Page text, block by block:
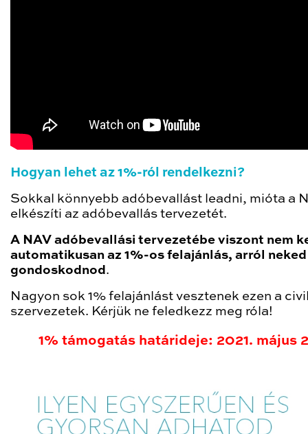
Hogyan lehet az 1%-ról rendelkezni?
Sokkal könnyebb adóbevallást leadni, mióta a
elkészíti az adóbevallás tervezetét.
A NAV adóbevallási tervezetébe viszont nem
automatikusan az 1%-os felajánlás, arról
gondoskodnod.
Nagyon sok 1% felajánlást vesztenek ezen a
szervezetek. Kérjük ne feledkezz meg róla!
1% támogatás határideje: 2021. május